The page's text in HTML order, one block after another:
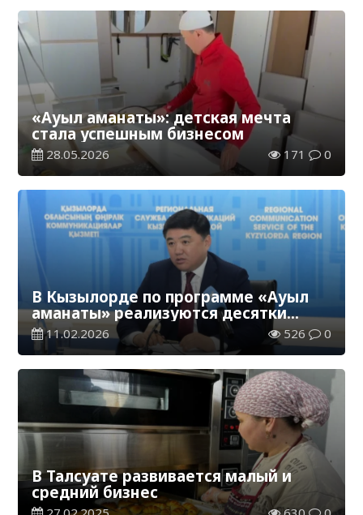
«Ауыл аманаты»: детская мечта
стала успешным бизнесом
28.05.2026 171 0
В Кызылорде по программе «Ауыл
аманаты» реализуются десятки
проектов
11.02.2026 526 0
В Талсуате развивается малый и
средний бизнес